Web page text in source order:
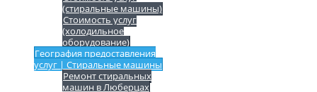
(стиральные машины)
Стоимость услуг
(холодильное
оборудование)
География предоставления
услуг | Стиральные машины
Ремонт стиральных
машин в Люберцах